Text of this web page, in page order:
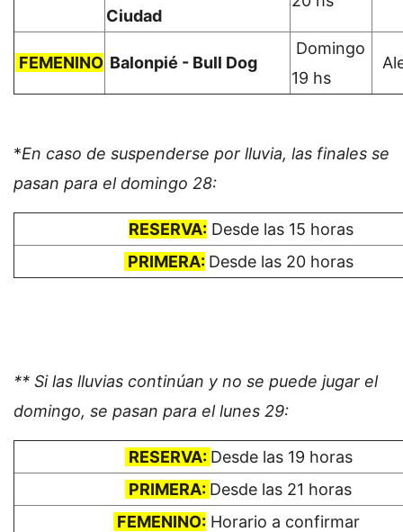
Ciudad
FEMENINO Balonpié - Bull Dog
Domingo
19 hs
*En caso de suspenderse por lluvia, las finales se
pasan para el domingo 28:
RESERVA: Desde las 15 horas
PRIMERA: Desde las 20 horas
** Si las lluvias continúan y no se puede jugar el
domingo, se pasan para el lunes 29:
RESERVA: Desde las 19 horas
PRIMERA: Desde las 21 horas
FEMENINO: Horario a confirmar